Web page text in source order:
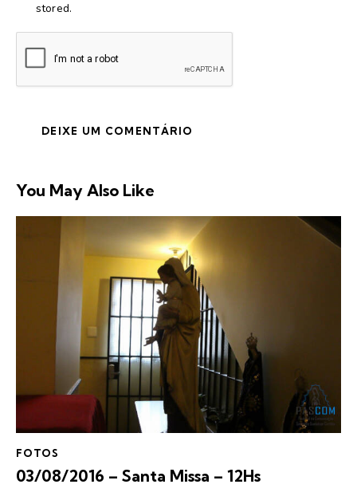
stored.
You May Also Like
FOTOS
03/08/2016 – Santa Missa – 12Hs